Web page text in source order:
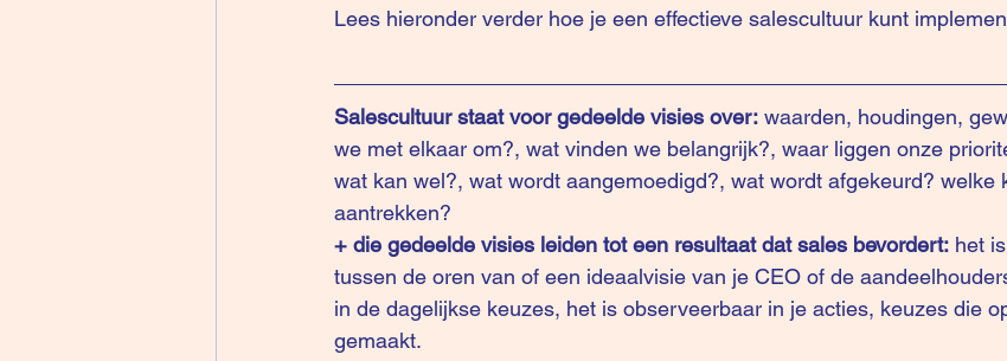
Lees hieronder verder hoe je een effectieve salescultuur kunt
Salescultuur staat voor gedeelde visies over: waarden, houdingen,
we met elkaar om?, wat vinden we belangrijk?, waar liggen onze
wat kan wel?, wat wordt aangemoedigd?, wat wordt afgekeurd? welke
aantrekken?
+ die gedeelde visies leiden tot een resultaat dat sales bevordert: het
tussen de oren van of een ideaalvisie van je CEO of de
in de dagelijkse keuzes, het is observeerbaar in je acties, keuzes die
gemaakt.